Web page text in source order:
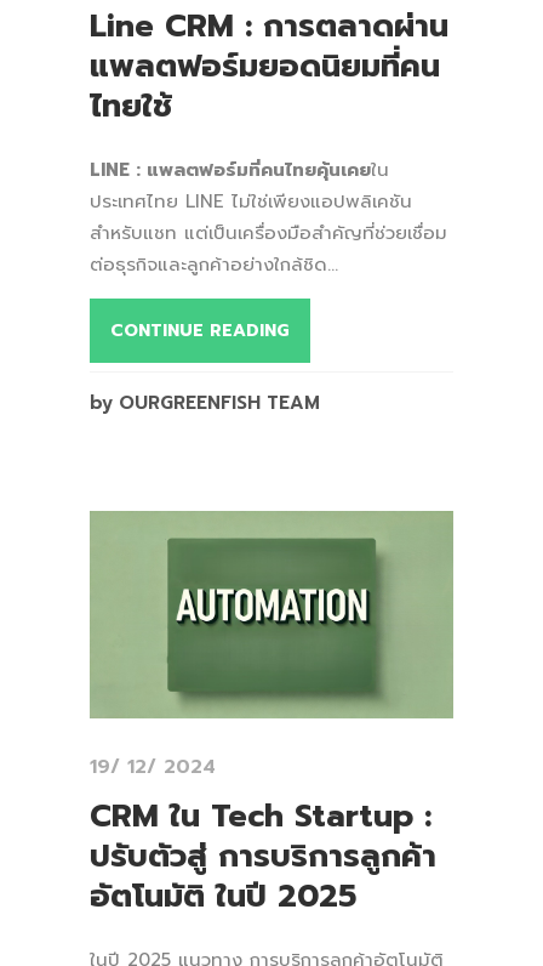
Line CRM : การตลาดผ่าน
แพลตฟอร์มยอดนิยมที่คน
ไทยใช้
LINE : แพลตฟอร์มที่คนไทยคุ้นเคยใน
ประเทศไทย LINE ไม่ใช่เพียงแอปพลิเคชัน
สำหรับแชท แต่เป็นเครื่องมือสำคัญที่ช่วยเชื่อม
ต่อธุรกิจและลูกค้าอย่างใกล้ชิด...
CONTINUE READING
by OURGREENFISH TEAM
19/ 12/ 2024
CRM ใน Tech Startup :
ปรับตัวสู่ การบริการลูกค้า
อัตโนมัติ ในปี 2025
ในปี 2025 แนวทาง การบริการลูกค้าอัตโนมัติ